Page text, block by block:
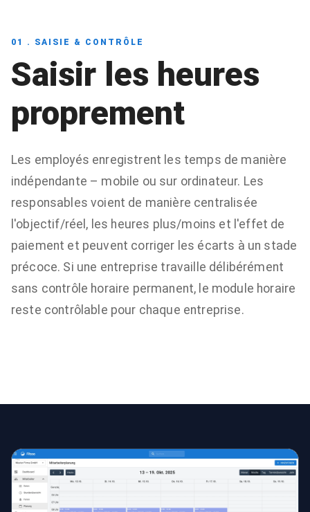
01 . SAISIE & CONTRÔLE
Saisir les heures
proprement
Les employés enregistrent les temps de manière
indépendante – mobile ou sur ordinateur. Les
responsables voient de manière centralisée
l'objectif/réel, les heures plus/moins et l'effet de
paiement et peuvent corriger les écarts à un stade
précoce. Si une entreprise travaille délibérément
sans contrôle horaire permanent, le module horaire
reste contrôlable pour chaque entreprise.